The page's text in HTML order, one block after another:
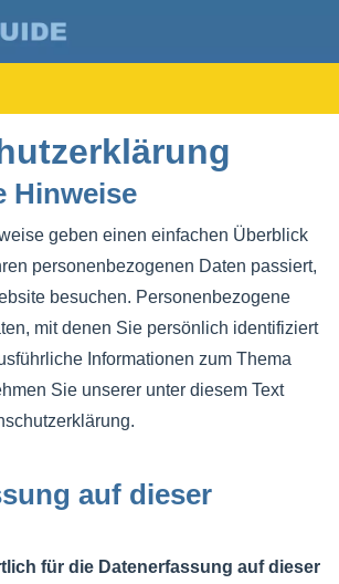
Hinweise
geben einen einfachen Überblick
personenbezogenen Daten passiert,
besuchen. Personenbezogene
mit denen Sie persönlich identifiziert
Informationen zum Thema
Sie unserer unter diesem Text
auf dieser
für die Datenerfassung auf dieser